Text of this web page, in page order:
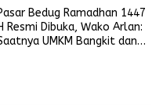
Bedug Ramadhan 1447
Resmi Dibuka, Wako Arlan:
UMKM Bangkit dan